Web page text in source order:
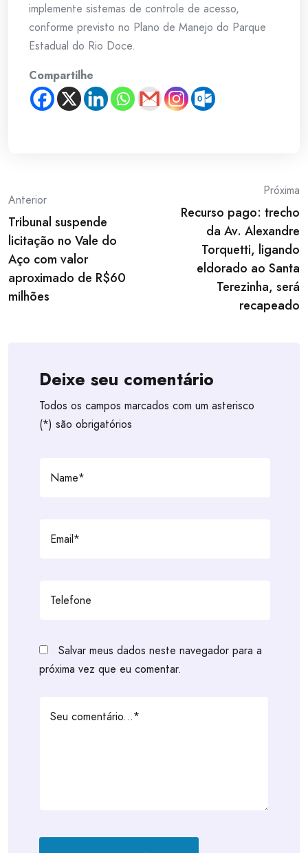
implemente sistemas de controle de acesso,
conforme previsto no Plano de Manejo do Parque
Estadual do Rio Doce.
Compartilhe
Post
navigation
Anterior
Tribunal suspende
licitação no Vale do
Aço com valor
aproximado de R$60
milhões
Próxima
Recurso pago: trecho
da Av. Alexandre
Torquetti, ligando
eldorado ao Santa
Terezinha, será
recapeado
Deixe seu comentário
Todos os campos marcados com um asterisco
(*) são obrigatórios
Salvar meus dados neste navegador para a
próxima vez que eu comentar.